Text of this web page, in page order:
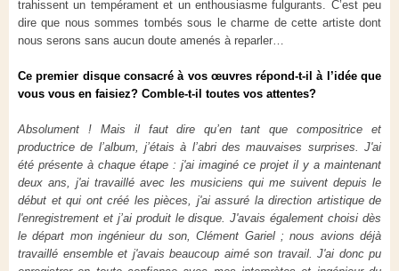
trahissent un tempérament et un enthousiasme fulgurants. C’est peu
dire que nous sommes tombés sous le charme de cette artiste dont
nous serons sans aucun doute amenés à reparler…
Ce premier disque consacré à vos œuvres répond-t-il à l’idée que
vous vous en faisiez? Comble-t-il toutes vos attentes?
Absolument ! Mais il faut dire qu’en tant que compositrice et
productrice de l’album, j’étais à l’abri des mauvaises surprises. J'ai
été présente à chaque étape : j'ai imaginé ce projet il y a maintenant
deux ans, j'ai travaillé avec les musiciens qui me suivent depuis le
début et qui ont créé les pièces, j'ai assuré la direction artistique de
l'enregistrement et j’ai produit le disque. J'avais également choisi dès
le départ mon ingénieur du son, Clément Gariel ; nous avions déjà
travaillé ensemble et j'avais beaucoup aimé son travail. J'ai donc pu